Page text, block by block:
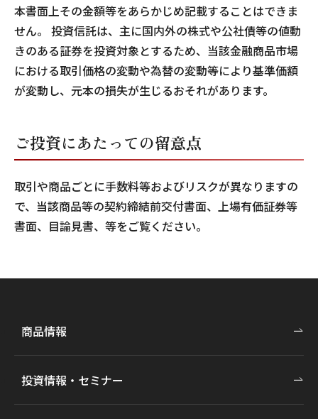
本書面上その金額等をあらかじめ記載することはできま
せん。 投資信託は、主に国内外の株式や公社債等の値動
きのある証券を投資対象とするため、当該金融商品市場
における取引価格の変動や為替の変動等により基準価額
が変動し、元本の損失が生じるおそれがあります。
ご投資にあたっての留意点
取引や商品ごとに手数料等およびリスクが異なりますの
で、当該商品等の契約締結前交付書面、上場有価証券等
書面、目論見書、等をご覧ください。
商品情報
投資情報・セミナー